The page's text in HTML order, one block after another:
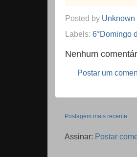
Posted by Unknown
Labels: 6°Domingo
Nenhum
Postar um
Postagem mais recente
Assinar: Postar